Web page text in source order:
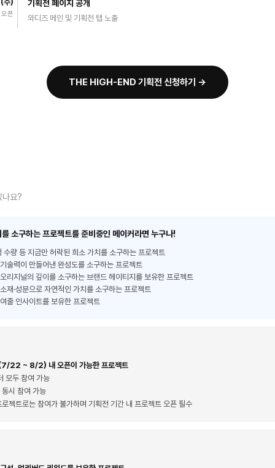
)
픈
기획전 페이지 공개
와디즈 메인 및 기획전 탭 노출
THE HIGH-END 기획전 신청하기 →
나요?
소구하는 프로젝트를 준비중인 메이커라면 누구나!
수량 등 지금만 허락된 희소 가치를 소구하는 프로젝트
술력이 만들어낸 완성도를 소구하는 프로젝트
리지널의 깊이를 소구하는 브랜드 헤이티지를 보유한 프로젝트
재·성분으로 자연적인 가치를 소구하는 프로젝트
줄 인사이트를 보유한 프로젝트
22 ~ 8/2) 내 오픈이 가능한 프로젝트
모두 참여 가능
시 참여 가능
젝트로는 참여가 불가하며 기획전 기간 내 프로젝트 오픈 필수